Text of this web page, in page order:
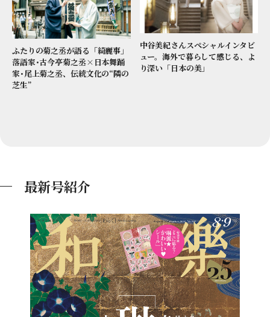
ふたりの菊之丞が語る「綺麗事」
落語家･古今亭菊之丞×日本舞踊
家･尾上菊之丞、伝統文化の“隣の
芝生”
中谷美紀さんスペシャルインタビ
ュー。海外で暮らして感じる、よ
り深い「日本の美」
最新号紹介